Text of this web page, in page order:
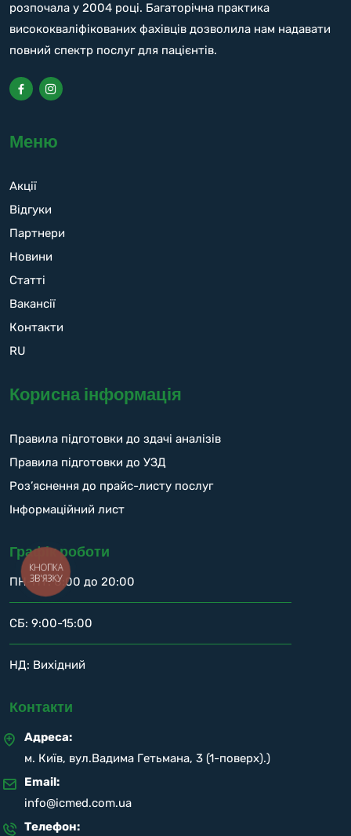
розпочала у 2004 році. Багаторічна практика
висококваліфікованих фахівців дозволила нам надавати
повний спектр послуг для пацієнтів.
Меню
Акції
Відгуки
Партнери
Новини
Статті
Вакансії
Контакти
RU
Корисна інформація
Правила підготовки до здачі аналізів
Правила підготовки до УЗД
Роз’яснення до прайс-листу послуг
Інформаційний лист
Графік роботи
ПН-ПТ: 8:00 до 20:00
СБ: 9:00-15:00
НД: Вихідний
Контакти
Адреса:
м. Київ, вул.Вадима Гетьмана, 3 (1-поверх).)
Email:
info@icmed.com.ua
Телефон:
КНОПКА
ЗВ'ЯЗКУ